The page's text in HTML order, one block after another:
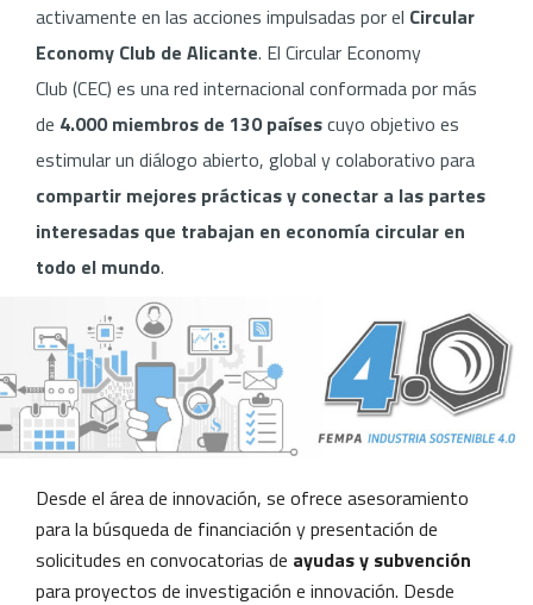
activamente en las acciones impulsadas por el Circular
Economy Club de Alicante. El Circular Economy
Club (CEC) es una red internacional conformada por más
de 4.000 miembros de 130 paísescuyo objetivo es
estimular un diálogo abierto, global y colaborativo para
compartir mejores prácticas y conectar a las partes
interesadas que trabajan en economía circular en
todo el mundo.
Desde el área de innovación, se ofrece asesoramiento
para la búsqueda de financiación y presentación de
solicitudes en convocatorias de ayudas y subvención
para proyectos de investigación e innovación. Desde